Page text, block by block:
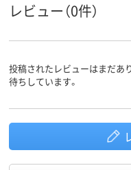
レビュー（0件）
投稿されたレビューはまだあ
待ちしています。